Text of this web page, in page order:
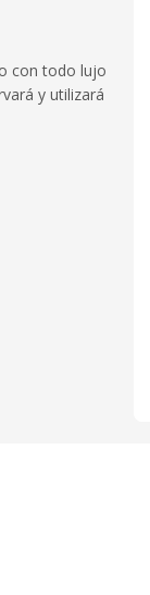
con todo lujo
y utilizará